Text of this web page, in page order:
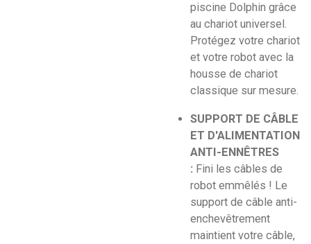
piscine Dolphin grâce
au chariot universel.
Protégez votre chariot
et votre robot avec la
housse de chariot
classique sur mesure.
SUPPORT DE CÂBLE
ET D'ALIMENTATION
ANTI-ENNÊTRES
: Fini les câbles de
robot emmêlés ! Le
support de câble anti-
enchevêtrement
maintient votre câble,